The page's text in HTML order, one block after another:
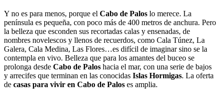
Y no es para menos, porque el Cabo de Palos lo merece. La
península es pequeña, con poco más de 400 metros de anchura. Pero
la belleza que esconden sus recortadas calas y ensenadas, de
nombres novelescos y llenos de recuerdos, como Cala Túnez, La
Galera, Cala Medina, Las Flores…es difícil de imaginar sino se la
contempla en vivo. Belleza que para los amantes del buceo se
prolonga desde Cabo de Palos hacia el mar, con una serie de bajos
y arrecifes que terminan en las conocidas Islas Hormigas. La oferta
de casas para vivir en Cabo de Palos es amplia.